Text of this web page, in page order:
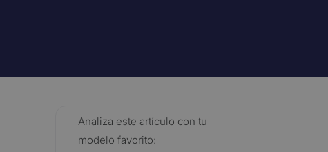
Ver todas
Analiza este artículo con tu
modelo favorito: